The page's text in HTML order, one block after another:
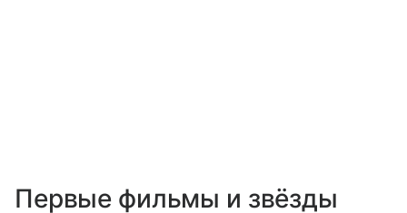
Первые фильмы и звёзды